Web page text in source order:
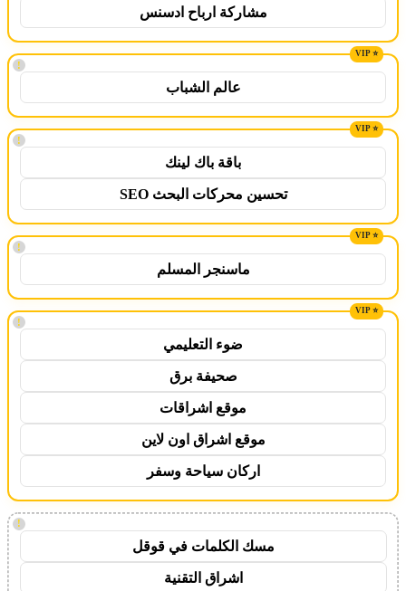
مشاركة ارباح ادسنس
!
عالم الشباب
!
باقة باك لينك
تحسين محركات البحث SEO
!
ماسنجر المسلم
!
ضوء التعليمي
صحيفة برق
موقع اشراقات
موقع اشراق اون لاين
اركان سياحة وسفر
!
مسك الكلمات في قوقل
اشراق التقنية